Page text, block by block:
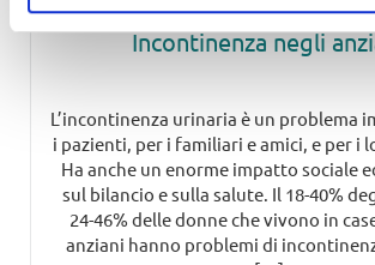
Incontinenza negli
L’incontinenza urinaria è un problema
i pazienti, per i familiari e amici, e per i
Ha anche un enorme impatto sociale
sul bilancio e sulla salute. Il 18-40%
24-46% delle donne che vivono in
anziani hanno problemi di